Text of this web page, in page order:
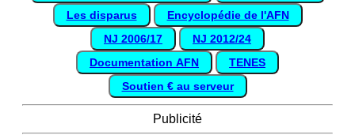
Les disparus
Encyclopédie de l'AFN
NJ 2006/17
NJ 2012/24
Documentation AFN
TENES
Soutien € au serveur
Publicité